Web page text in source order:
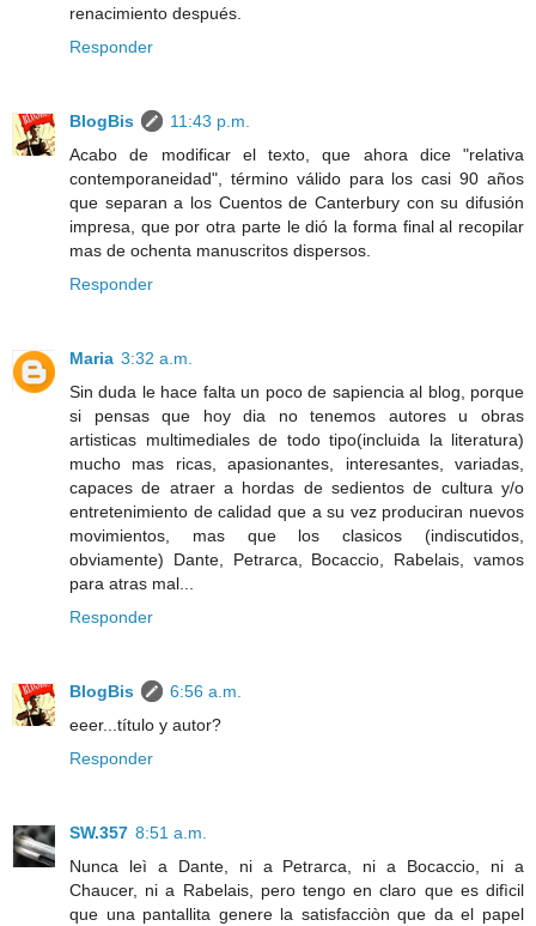
renacimiento después.
Responder
BlogBis
11:43 p.m.
Acabo de modificar el texto, que ahora dice "relativa
contemporaneidad", término válido para los casi 90 años
que separan a los Cuentos de Canterbury con su difusión
impresa, que por otra parte le dió la forma final al recopilar
mas de ochenta manuscritos dispersos.
Responder
Maria 3:32 a.m.
Sin duda le hace falta un poco de sapiencia al blog, porque
si pensas que hoy dia no tenemos autores u obras
artisticas multimediales de todo tipo(incluida la literatura)
mucho mas ricas, apasionantes, interesantes, variadas,
capaces de atraer a hordas de sedientos de cultura y/o
entretenimiento de calidad que a su vez produciran nuevos
movimientos, mas que los clasicos (indiscutidos,
obviamente) Dante, Petrarca, Bocaccio, Rabelais, vamos
para atras mal...
Responder
BlogBis
6:56 a.m.
eeer...título y autor?
Responder
SW.357 8:51 a.m.
Nunca leì a Dante, ni a Petrarca, ni a Bocaccio, ni a
Chaucer, ni a Rabelais, pero tengo en claro que es difìcil
que una pantallita genere la satisfacciòn que da el papel